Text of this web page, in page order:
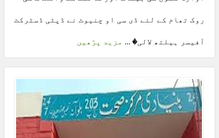
روک تھام کے لئے ڈی سی او چنیوٹ نے ڈپٹی ڈسٹرکٹ
آفیسر ہیلتھ لالی� ... مزید پڑھیں